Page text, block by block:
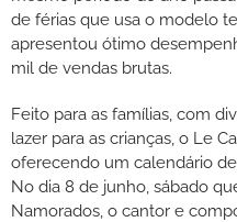
de férias que usa o modelo
apresentou ótimo
mil de vendas brutas.
Feito para as famílias, com
lazer para as crianças, o Le
oferecendo um calendário
No dia 8 de junho, sábado
Namorados, o cantor e